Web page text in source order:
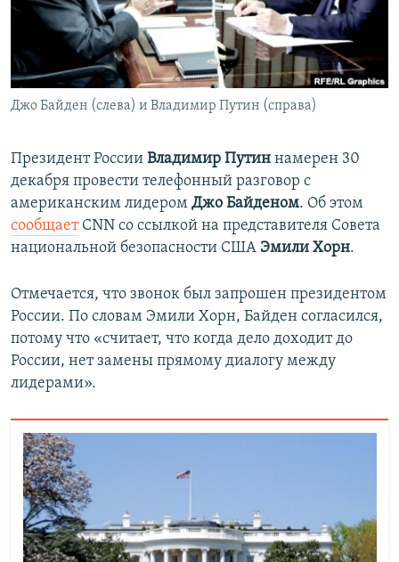
ПОБЕДИТЕЛЕЙ НЕ СУДЯТ?
КРЫМ.НЕПОКОРЕННЫЙ
ELIFBE
УКРАИНСКАЯ ПРОБЛЕМА КРЫМА
ПРИСОЕДИНЯЙТЕСЬ!
Джо Байден (слева) и Владимир Путин (справа)
Президент России Владимир Путин намерен 30
декабря провести телефонный разговор с
американским лидером Джо Байденом. Об этом
сообщаетCNN со ссылкой на представителя Совета
национальной безопасности США Эмили Хорн.
Отмечается, что звонок был запрошен президентом
России. По словам Эмили Хорн, Байден согласился,
потому что «считает, что когда дело доходит до
России, нет замены прямому диалогу между
лидерами».